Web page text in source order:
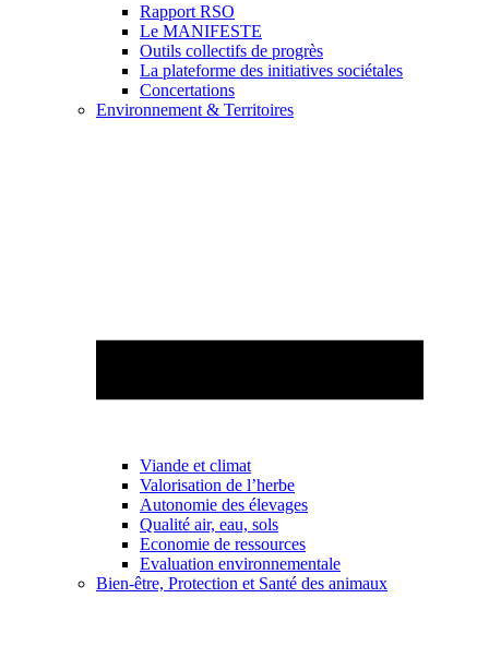
Rapport RSO
Le MANIFESTE
Outils collectifs de progrès
La plateforme des initiatives sociétales
Concertations
Environnement & Territoires
Viande et climat
Valorisation de l’herbe
Autonomie des élevages
Qualité air, eau, sols
Economie de ressources
Evaluation environnementale
Bien-être, Protection et Santé des animaux